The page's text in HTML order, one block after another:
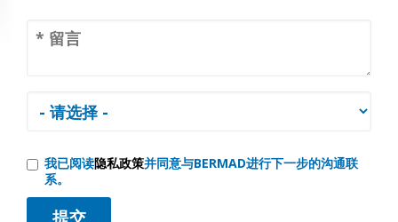
我已阅读隐私政策并同意与BERMAD进行下一步的沟通联
系。